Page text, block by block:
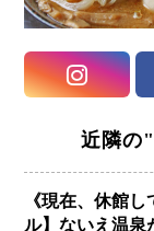
近隣の"
《現在、休館
ル】ないえ温泉